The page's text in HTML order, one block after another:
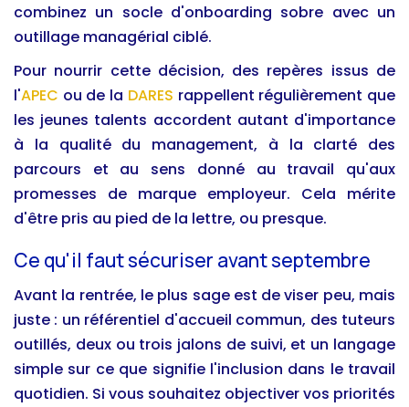
combinez un socle d'onboarding sobre avec un
outillage managérial ciblé.
Pour nourrir cette décision, des repères issus de
l'APEC ou de la DARES rappellent régulièrement que
les jeunes talents accordent autant d'importance
à la qualité du management, à la clarté des
parcours et au sens donné au travail qu'aux
promesses de marque employeur. Cela mérite
d'être pris au pied de la lettre, ou presque.
Ce qu'il faut sécuriser avant septembre
Avant la rentrée, le plus sage est de viser peu, mais
juste : un référentiel d'accueil commun, des tuteurs
outillés, deux ou trois jalons de suivi, et un langage
simple sur ce que signifie l'inclusion dans le travail
quotidien. Si vous souhaitez objectiver vos priorités